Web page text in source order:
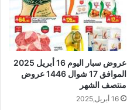
عروض سبار اليوم 16 أبريل 2025
الموافق 17 شوال 1446 عروض
منتصف الشهر
16 أبريل,2025